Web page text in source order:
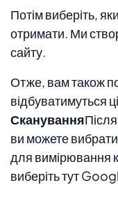
Потім виберіть,
отримати. Ми
сайту.
Отже, вам також
відбуватимуться
Сканування
ви можете
для вимірювання
виберіть тут